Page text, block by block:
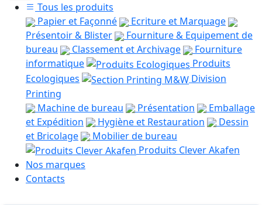
Tous les produits
Papier et Façonné
Ecriture et Marquage
Présentoir & Blister
Fourniture & Equipement de
bureau
Classement et Archivage
Fourniture
informatique
Produits
Ecologiques
Division
Printing
Machine de bureau
Présentation
Emballage
et Expédition
Hygiène et Restauration
Dessin
et Bricolage
Mobilier de bureau
Produits Clever Akafen
Nos marques
Contacts